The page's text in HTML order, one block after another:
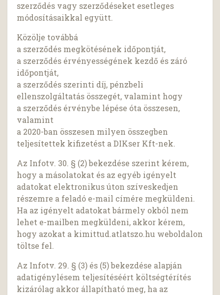
szerződés vagy szerződéseket esetleges
módosításaikkal együtt.
Közölje továbbá
a szerződés megkötésének időpontját,
a szerződés érvényességének kezdő és záró
időpontját,
a szerződés szerinti díj, pénzbeli
ellenszolgáltatás összegét, valamint hogy
a szerződés érvénybe lépése óta összesen,
valamint
a 2020-ban összesen milyen összegben
teljesítettek kifizetést a DIKser Kft-nek.
Az Infotv. 30. § (2) bekezdése szerint kérem,
hogy a másolatokat és az egyéb igényelt
adatokat elektronikus úton szíveskedjen
részemre a feladó e-mail címére megküldeni.
Ha az igényelt adatokat bármely okból nem
lehet e-mailben megküldeni, akkor kérem,
hogy azokat a kimittud.atlatszo.hu weboldalon
töltse fel.
Az Infotv. 29. § (3) és (5) bekezdése alapján
adatigénylésem teljesítéséért költségtérítés
kizárólag akkor állapítható meg, ha az